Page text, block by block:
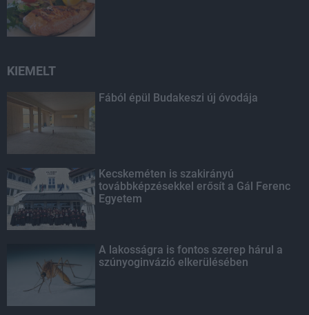
KIEMELT
Fából épül Budakeszi új óvodája
Kecskeméten is szakirányú
továbbképzésekkel erősít a Gál Ferenc
Egyetem
A lakosságra is fontos szerep hárul a
szúnyoginvázió elkerülésében